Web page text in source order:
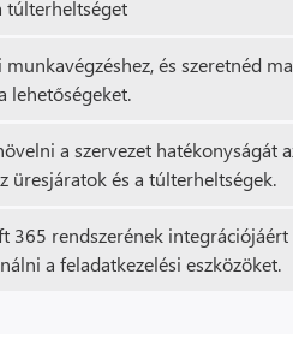
túlterheltséget
és szeretnéd
lehetőségeket.
a szervezet hatékonyságát
üresjáratok és a túlterheltségek.
rendszerének
a feladatkezelési eszközöket.